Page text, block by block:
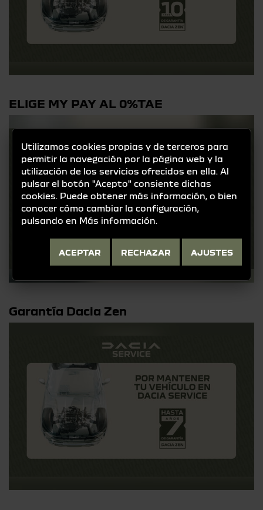
ELIGE MY PAY AL 0%TAE
Garantía Dacia Zen
Utilizamos cookies propias y de terceros para
permitir la navegación por la página web y la
utilización de los servicios ofrecidos en ella. Al
pulsar el botón "Acepto" consiente dichas
cookies. Puede obtener más información, o bien
conocer cómo cambiar la configuración,
pulsando en Más información
ACEPTAR RECHAZAR AJUSTES